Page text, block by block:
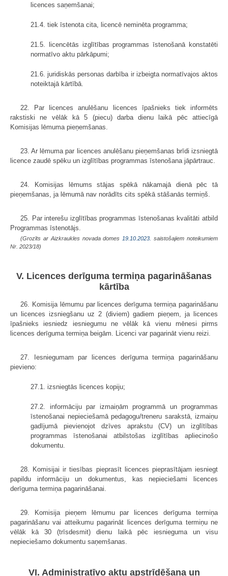
licences saņemšanai;
21.4. tiek īstenota cita, licencē neminēta programma;
21.5. licencētās izglītības programmas īstenošanā konstatēti
normatīvo aktu pārkāpumi;
21.6. juridiskās personas darbība ir izbeigta normatīvajos aktos
noteiktajā kārtībā.
22. Par licences anulēšanu licences īpašnieks tiek informēts
rakstiski ne vēlāk kā 5 (piecu) darba dienu laikā pēc attiecīgā
Komisijas lēmuma pieņemšanas.
23. Ar lēmuma par licences anulēšanu pieņemšanas brīdi izsniegtā
licence zaudē spēku un izglītības programmas īstenošana jāpārtrauc.
24. Komisijas lēmums stājas spēkā nākamajā dienā pēc tā
pieņemšanas, ja lēmumā nav norādīts cits spēkā stāšanās termiņš.
25. Par interešu izglītības programmas īstenošanas kvalitāti atbild
Programmas īstenotājs.
(Grozīts ar Aizkraukles novada domes 19.10.2023.
saistošajiem noteikumiem
Nr. 2023/18)
V. Licences derīguma termiņa pagarināšanas
kārtība
26. Komisija lēmumu par licences derīguma termiņa pagarināšanu
un licences izsniegšanu uz 2 (diviem) gadiem pieņem, ja licences
īpašnieks iesniedz iesniegumu ne vēlāk kā vienu mēnesi pirms
licences derīguma termiņa beigām. Licenci var pagarināt vienu reizi.
27. Iesniegumam par licences derīguma termiņa pagarināšanu
pievieno:
27.1. izsniegtās licences kopiju;
27.2. informāciju par izmaiņām programmā un programmas
īstenošanai nepieciešamā pedagogu/treneru sarakstā, izmaiņu
gadījumā pievienojot dzīves aprakstu (CV) un izglītības
programmas īstenošanai atbilstošas izglītības apliecinošo
dokumentu.
28. Komisijai ir tiesības pieprasīt licences pieprasītājam iesniegt
papildu informāciju un dokumentus, kas nepieciešami licences
derīguma termiņa pagarināšanai.
29. Komisija pieņem lēmumu par licences derīguma termiņa
pagarināšanu vai atteikumu pagarināt licences derīguma termiņu ne
vēlāk kā 30 (trīsdesmit) dienu laikā pēc iesnieguma un visu
nepieciešamo dokumentu saņemšanas.
VI. Administratīvo aktu apstrīdēšana un